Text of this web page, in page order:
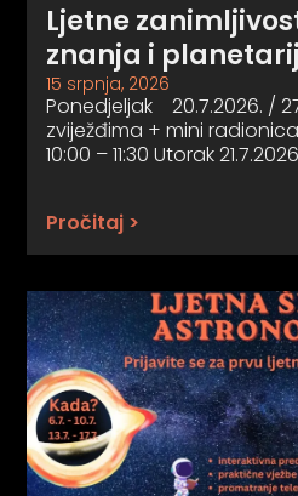
Ljetne
znanja i
15 srpnja, 2026
Ponedjeljak 20.7.2026. /
zviježđima + mini
10:00 – 11:30 Utorak
Pročitaj >